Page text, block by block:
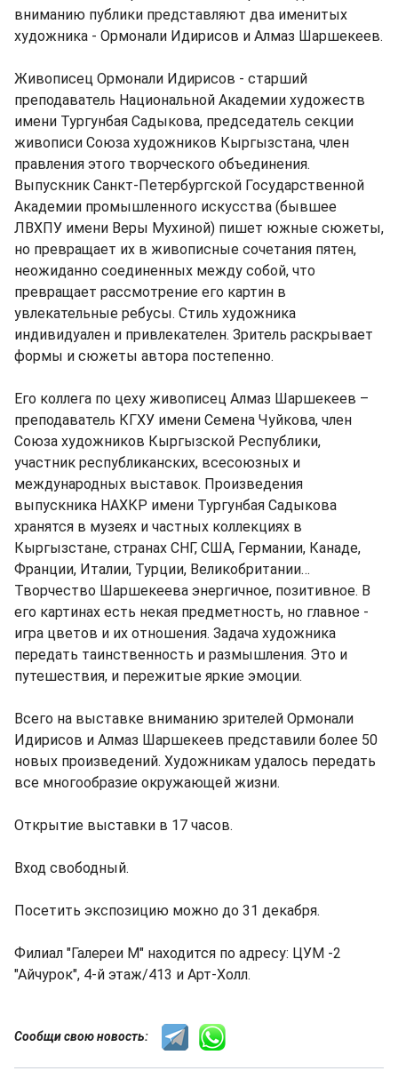
вниманию публики представляют два именитых
художника - Ормонали Идирисов и Алмаз Шаршекеев.
Живописец Ормонали Идирисов - старший
преподаватель Национальной Академии художеств
имени Тургунбая Садыкова, председатель секции
живописи Союза художников Кыргызстана, член
правления этого творческого объединения.
Выпускник Санкт-Петербургской Государственной
Академии промышленного искусства (бывшее
ЛВХПУ имени Веры Мухиной) пишет южные сюжеты,
но превращает их в живописные сочетания пятен,
неожиданно соединенных между собой, что
превращает рассмотрение его картин в
увлекательные ребусы. Стиль художника
индивидуален и привлекателен. Зритель раскрывает
формы и сюжеты автора постепенно.
Его коллега по цеху живописец Алмаз Шаршекеев –
преподаватель КГХУ имени Семена Чуйкова, член
Союза художников Кыргызской Республики,
участник республиканских, всесоюзных и
международных выставок. Произведения
выпускника НАХКР имени Тургунбая Садыкова
хранятся в музеях и частных коллекциях в
Кыргызстане, странах СНГ, США, Германии, Канаде,
Франции, Италии, Турции, Великобритании…
Творчество Шаршекеева энергичное, позитивное. В
его картинах есть некая предметность, но главное -
игра цветов и их отношения. Задача художника
передать таинственность и размышления. Это и
путешествия, и пережитые яркие эмоции.
Всего на выставке вниманию зрителей Ормонали
Идирисов и Алмаз Шаршекеев представили более 50
новых произведений. Художникам удалось передать
все многообразие окружающей жизни.
Открытие выставки в 17 часов.
Вход свободный.
Посетить экспозицию можно до 31 декабря.
Филиал "Галереи М" находится по адресу: ЦУМ -2
"Айчурок", 4-й этаж/413 и Арт-Холл.
Сообщи свою новость: